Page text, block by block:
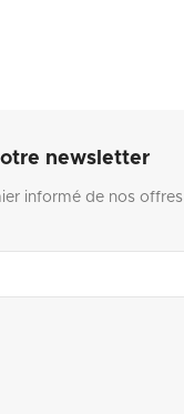
newsletter
informé de nos offres